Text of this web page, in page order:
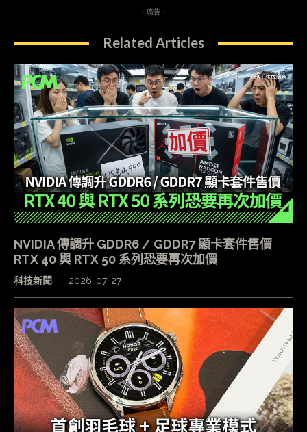
- 廣告 -
Related Articles
NVIDIA 傳調升 GDDR6 / GDDR7 顯卡套件售價
RTX 40 與 RTX 50 系列恐要再次加價
科技新聞 2026-07-27